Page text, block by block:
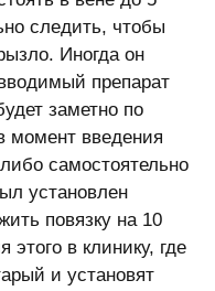
следить, чтобы
Иногда он
препарат
заметно по
момент введения
самостоятельно
установлен
повязку на 10
в клинику, где
и установят